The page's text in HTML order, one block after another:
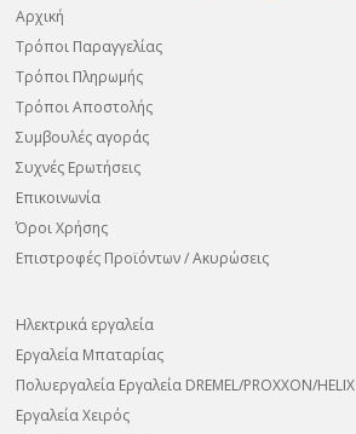
Αρχική
Τρόποι Παραγγελίας
Τρόποι Πληρωμής
Τρόποι Αποστολής
Συμβουλές αγοράς
Συχνές Ερωτήσεις
Επικοινωνία
Όροι Χρήσης
Επιστροφές Προϊόντων / Ακυρώσεις
Ηλεκτρικά εργαλεία
Εργαλεία Μπαταρίας
Πολυεργαλεία Εργαλεία DREMEL/PROXXON/HELIX
Εργαλεία Χειρός